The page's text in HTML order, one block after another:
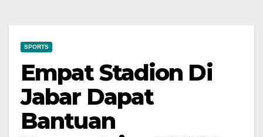
SPORTS
Empat Stadion Di
Jabar Dapat
Bantuan